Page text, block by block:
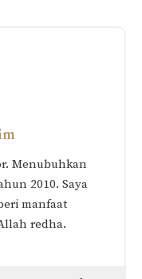
Menubuhkan
2010. Saya
manfaat
redha.